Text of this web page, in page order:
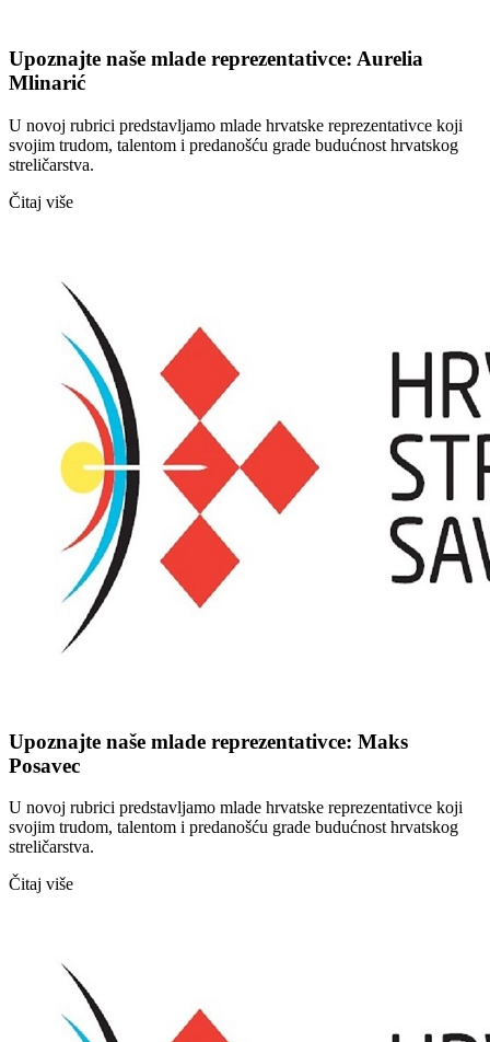
Upoznajte naše mlade reprezentativce: Aurelia
Mlinarić
U novoj rubrici predstavljamo mlade hrvatske reprezentativce koji
svojim trudom, talentom i predanošću grade budućnost hrvatskog
streličarstva.
Čitaj više
Upoznajte naše mlade reprezentativce: Maks
Posavec
U novoj rubrici predstavljamo mlade hrvatske reprezentativce koji
svojim trudom, talentom i predanošću grade budućnost hrvatskog
streličarstva.
Čitaj više